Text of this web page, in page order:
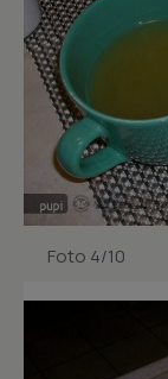
Foto 4/10